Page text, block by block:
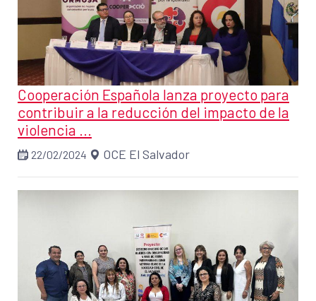
Cooperación Española lanza proyecto para
contribuir a la reducción del impacto de la
violencia ...
22/02/2024 OCE El Salvador